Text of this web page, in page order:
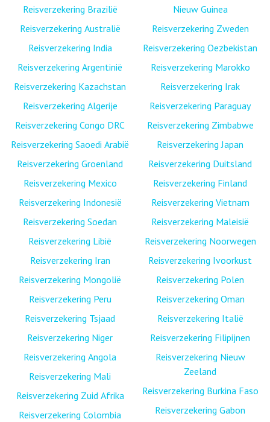
Reisverzekering Brazilië
Reisverzekering Australië
Reisverzekering India
Reisverzekering Argentinië
Reisverzekering Kazachstan
Reisverzekering Algerije
Reisverzekering Congo DRC
Reisverzekering Saoedi Arabië
Reisverzekering Groenland
Reisverzekering Mexico
Reisverzekering Indonesië
Reisverzekering Soedan
Reisverzekering Libië
Reisverzekering Iran
Reisverzekering Mongolië
Reisverzekering Peru
Reisverzekering Tsjaad
Reisverzekering Niger
Reisverzekering Angola
Reisverzekering Mali
Reisverzekering Zuid Afrika
Reisverzekering Colombia
Nieuw Guinea
Reisverzekering Zweden
Reisverzekering Oezbekistan
Reisverzekering Marokko
Reisverzekering Irak
Reisverzekering Paraguay
Reisverzekering Zimbabwe
Reisverzekering Japan
Reisverzekering Duitsland
Reisverzekering Finland
Reisverzekering Vietnam
Reisverzekering Maleisië
Reisverzekering Noorwegen
Reisverzekering Ivoorkust
Reisverzekering Polen
Reisverzekering Oman
Reisverzekering Italië
Reisverzekering Filipijnen
Reisverzekering Nieuw
Zeeland
Reisverzekering Burkina Faso
Reisverzekering Gabon